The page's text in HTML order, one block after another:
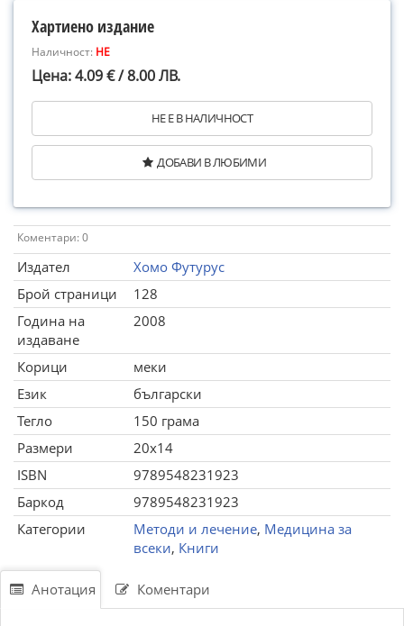
Хартиено издание
Наличност: НЕ
Цена: 4.09 € / 8.00 ЛВ.
НЕ Е В НАЛИЧНОСТ
ДОБАВИ В ЛЮБИМИ
Коментари: 0
Издател
Хомо Футурус
Брой страници
128
Година на
издаване
2008
Корици
меки
Език
български
Тегло
150 грама
Размери
20x14
ISBN
9789548231923
Баркод
9789548231923
Категории
Методи и лечение, Медицина за
всеки, Книги
Анотация Коментари